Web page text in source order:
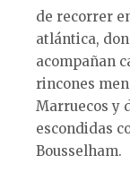
de recorrer
atlántica,
acompañan
rincones
Marruecos y
escondidas
Bousselham.